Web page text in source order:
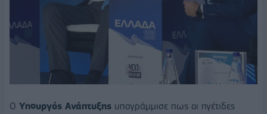
Ο Υπουργός Ανάπτυξης υπογράμμισε πως οι ηγέτιδες